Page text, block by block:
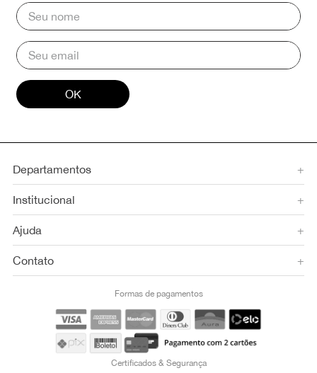
OK
Departamentos +
Institucional +
Ajuda +
Contato +
Formas de pagamentos
Certificados & Segurança